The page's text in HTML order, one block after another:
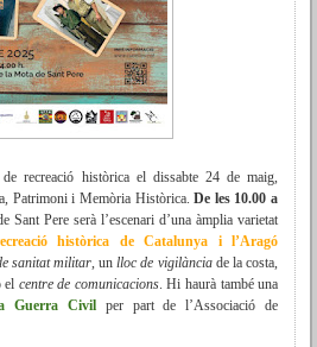
recreació històrica el dissabte 24 de maig,
Patrimoni i Memòria Històrica.De les 10.00 a
Pere serà l’escenari d’una àmplia varietat
històrica de Catalunya i l’Aragó
sanitat militar, unlloc de vigilànciade la costa,
el centre de comunicacions. Hi haurà també una
Guerra Civilper part de l’Associació de